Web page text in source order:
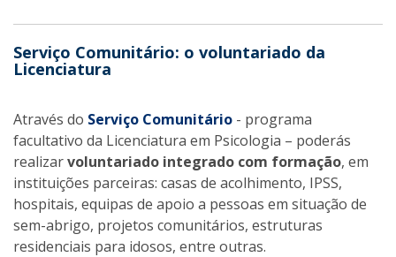
Serviço Comunitário: o voluntariado da
Licenciatura
Através do Serviço Comunitário - programa
facultativo da Licenciatura em Psicologia – poderás
realizarvoluntariado integrado com formação, em
instituições parceiras: casas de acolhimento, IPSS,
hospitais, equipas de apoio a pessoas em situação de
sem-abrigo, projetos comunitários, estruturas
residenciais para idosos, entre outras.